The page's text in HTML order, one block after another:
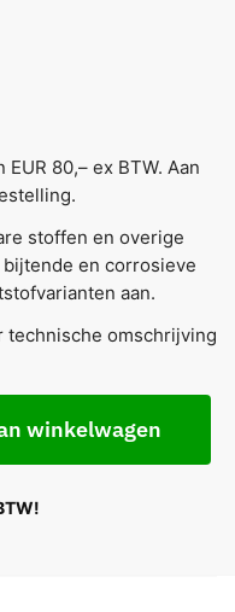
80,– ex BTW. Aan
stoffen en overige
en corrosieve
aan.
omschrijving
winkelwagen